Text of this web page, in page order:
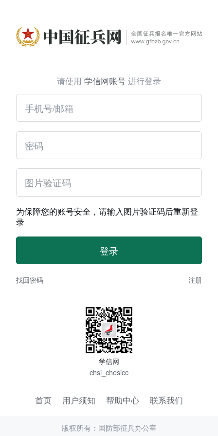
请使用 学信网账号 进行登录
为保障您的账号安全，请输入图片验证码后重新登
录
找回密码 注册
学信网
chsi_chesicc
首页 用户须知 帮助中心 联系我们
版权所有：国防部征兵办公室